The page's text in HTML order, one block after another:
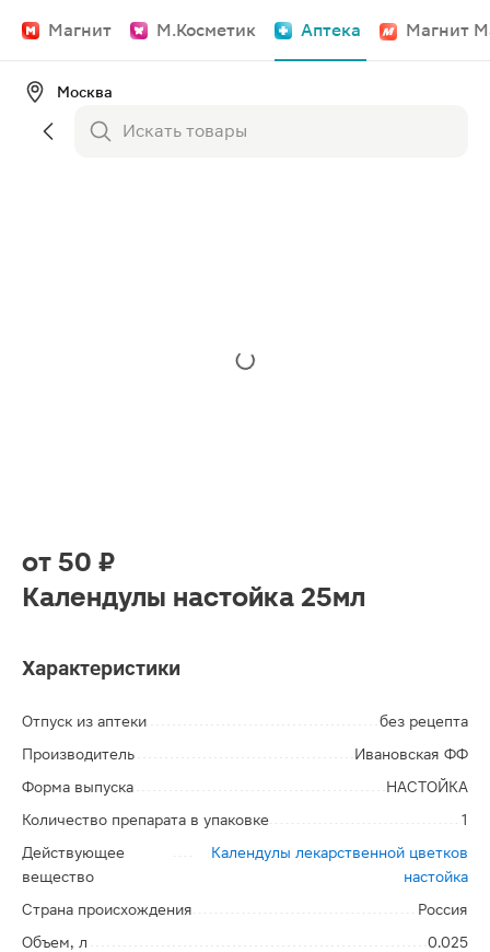
Магнит М.Косметик Аптека Магнит
Москва
от 50 ₽
Календулы настойка 25мл
Характеристики
Отпуск из аптеки
без рецепта
Производитель
Ивановская ФФ
Форма выпуска
НАСТОЙКА
Количество препарата в упаковке
1
Действующее
вещество
Календулы лекарственной цветков
настойка
Страна происхождения
Россия
Объем, л
0.025